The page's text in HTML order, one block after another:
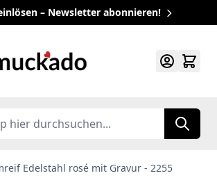
– Newsletter abonnieren!
Edelstahl rosé mit Gravur - 2255